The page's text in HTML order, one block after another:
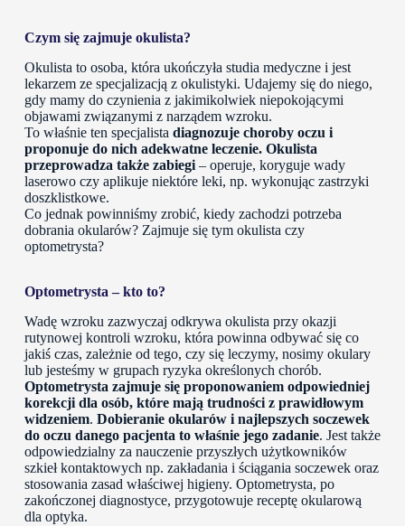
Czym się zajmuje okulista?
Okulista to osoba, która ukończyła studia medyczne i jest
lekarzem ze specjalizacją z okulistyki. Udajemy się do niego,
gdy mamy do czynienia z jakimikolwiek niepokojącymi
objawami związanymi z narządem wzroku.
To właśnie ten specjalista diagnozuje choroby oczu i
proponuje do nich adekwatne leczenie. Okulista
przeprowadza także zabiegi– operuje, koryguje wady
laserowo czy aplikuje niektóre leki, np. wykonując zastrzyki
doszklistkowe.
Co jednak powinniśmy zrobić, kiedy zachodzi potrzeba
dobrania okularów? Zajmuje się tym okulista czy
optometrysta?
Optometrysta – kto to?
Wadę wzroku zazwyczaj odkrywa okulista przy okazji
rutynowej kontroli wzroku, która powinna odbywać się co
jakiś czas, zależnie od tego, czy się leczymy, nosimy okulary
lub jesteśmy w grupach ryzyka określonych chorób.
Optometrysta zajmuje się proponowaniem odpowiedniej
korekcji dla osób, które mają trudności z prawidłowym
widzeniem. Dobieranie okularów i najlepszych soczewek
do oczu danego pacjenta to właśnie jego zadanie. Jest także
odpowiedzialny za nauczenie przyszłych użytkowników
szkieł kontaktowych np. zakładania i ściągania soczewek oraz
stosowania zasad właściwej higieny. Optometrysta, po
zakończonej diagnostyce, przygotowuje receptę okularową
dla optyka.